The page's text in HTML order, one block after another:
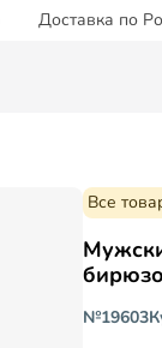
Доставка по
Все
№19603